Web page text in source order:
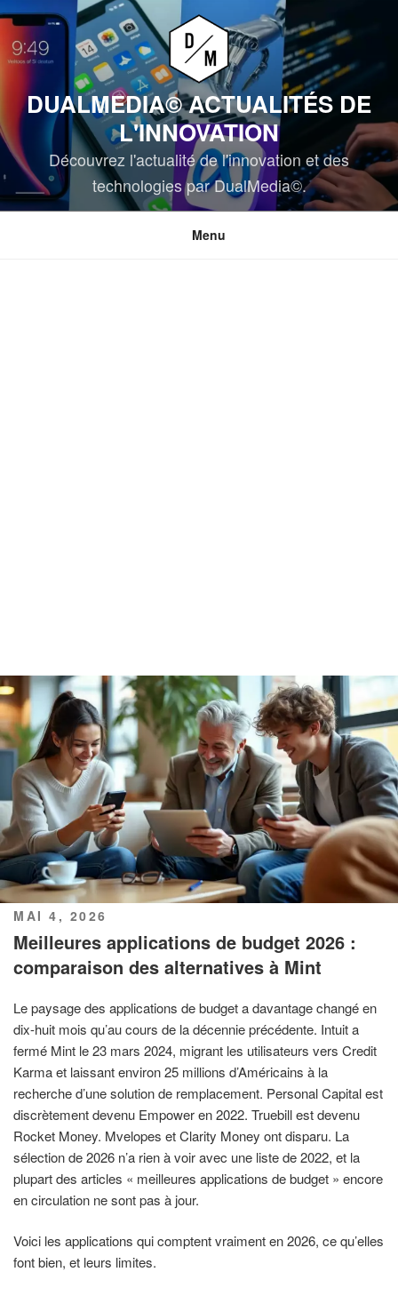
Aller
au
contenu
DUALMEDIA© ACTUALITÉS DE
L'INNOVATION
Découvrez l'actualité de l'innovation et des
technologies par DualMedia©.
Menu
PUBLIÉ
LE
MAI 4, 2026
Meilleures applications de budget 2026 :
comparaison des alternatives à Mint
Le paysage des applications de budget a davantage changé en
dix-huit mois qu’au cours de la décennie précédente. Intuit a
fermé Mint le 23 mars 2024, migrant les utilisateurs vers Credit
Karma et laissant environ 25 millions d’Américains à la
recherche d’une solution de remplacement. Personal Capital est
discrètement devenu Empower en 2022. Truebill est devenu
Rocket Money. Mvelopes et Clarity Money ont disparu. La
sélection de 2026 n’a rien à voir avec une liste de 2022, et la
plupart des articles « meilleures applications de budget » encore
en circulation ne sont pas à jour.
Voici les applications qui comptent vraiment en 2026, ce qu’elles
font bien, et leurs limites.